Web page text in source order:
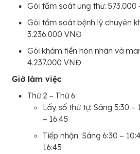
Gói tầm soát ung thư: 573.000
Gói tầm soát bệnh lý chuyên
3.236.000 VNĐ
Gói khám tiền hôn nhân và
4.237.000 VNĐ
Giờ làm việc:
Thứ 2 – Thứ 6:
Lấy số thứ tự: Sáng 5:30 –
– 16:45
Tiếp nhận: Sáng 6:30 –
16:45